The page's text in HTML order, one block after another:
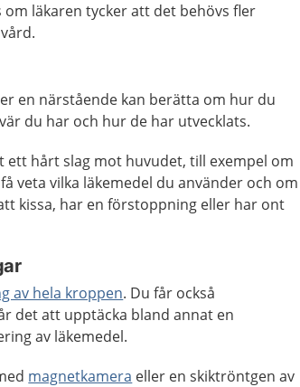
läkaren tycker att det behövs fler
en närstående kan berätta om hur du
du har och hur de har utvecklats.
hårt slag mot huvudet, till exempel om
veta vilka läkemedel du använder och om
kissa, har en förstoppning eller har ont
av hela kroppen. Du får också
det att upptäcka bland annat en
av läkemedel.
magnetkamera eller en skiktröntgen av